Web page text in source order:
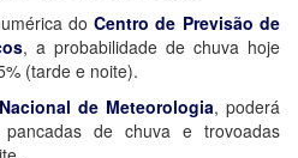
doCentro de Previsão de
, a probabilidade de chuva hoje
(tarde e noite).
de Meteorologia, poderá
de chuva e trovoadas